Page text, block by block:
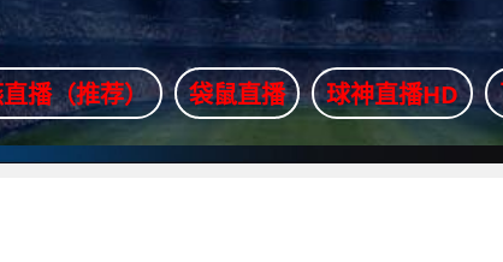
播（推荐） 袋鼠直播 球神直播HD